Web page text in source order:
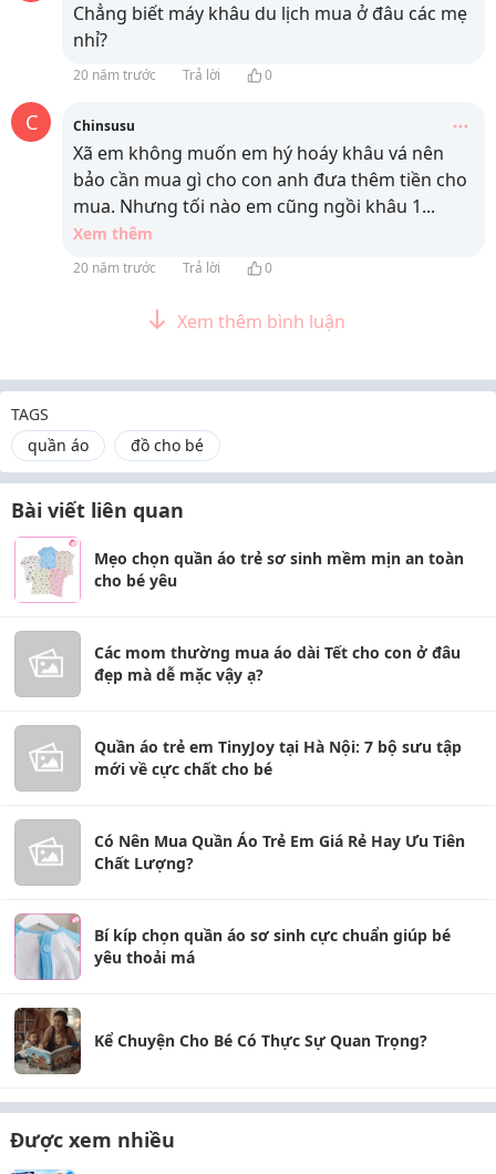
Chẳng biết máy khâu du lịch mua ở đâu các mẹ
nhỉ?
20 năm trước Trả lời 0
C Chinsusu
Xã em không muốn em hý hoáy khâu vá nên
bảo cần mua gì cho con anh đưa thêm tiền cho
mua. Nhưng tối nào em cũng ngồi khâu 1...
Xem thêm
20 năm trước Trả lời 0
Xem thêm bình luận
TAGS
quần áo
đồ cho bé
Bài viết liên quan
Mẹo chọn quần áo trẻ sơ sinh mềm mịn an toàn
cho bé yêu
Các mom thường mua áo dài Tết cho con ở đâu
đẹp mà dễ mặc vậy ạ?
Quần áo trẻ em TinyJoy tại Hà Nội: 7 bộ sưu tập
mới về cực chất cho bé
Có Nên Mua Quần Áo Trẻ Em Giá Rẻ Hay Ưu Tiên
Chất Lượng?
Bí kíp chọn quần áo sơ sinh cực chuẩn giúp bé
yêu thoải má
Kể Chuyện Cho Bé Có Thực Sự Quan Trọng?
Được xem nhiều